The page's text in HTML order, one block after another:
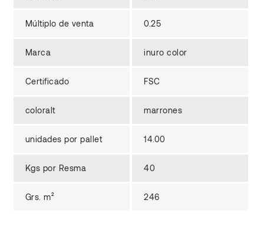
Múltiplo de venta 0.25
Marca inuro color
Certificado FSC
coloralt marrones
unidades por pallet 14.00
Kgs por Resma 40
Grs. m² 246